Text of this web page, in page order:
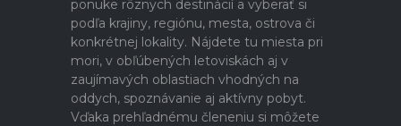
ponuke rôznych destinácií a vyberať si
podľa krajiny, regiónu, mesta, ostrova či
konkrétnej lokality. Nájdete tu miesta pri
mori, v obľúbených letoviskách aj v
zaujímavých oblastiach vhodných na
oddych, spoznávanie aj aktívny pobyt.
Vďaka prehľadnému členeniu si môžete